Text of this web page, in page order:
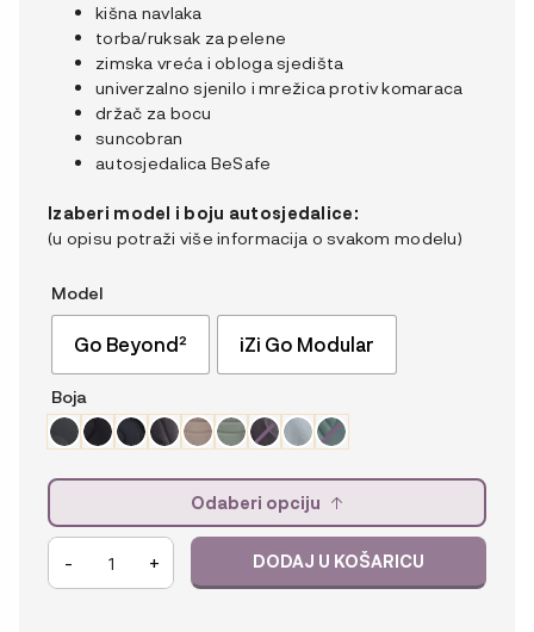
kišna navlaka
torba/ruksak za pelene
zimska vreća i obloga sjedišta
univerzalno sjenilo i mrežica protiv komaraca
držač za bocu
suncobran
autosjedalica BeSafe
Izaberi model i boju autosjedalice:
(u opisu potraži više informacija o svakom modelu)
Model
Go Beyond² iZi Go Modular
Boja
Odaberi opciju
3u1
- + DODAJ U KOŠARICU